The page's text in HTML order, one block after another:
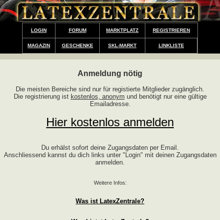
LOGIN FORUM MARKTPLATZ REGISTRIEREN
MAGAZIN GESCHENKE SKL-MARKT LINKLISTE
Anmeldung nötig
Die meisten Bereiche sind nur für registierte Mitglieder zugänglich.
Die registrierung ist kostenlos, anonym und benötigt nur eine gültige
Emailadresse.
Hier kostenlos anmelden
Du erhälst sofort deine Zugangsdaten per Email.
Anschliessend kannst du dich links unter "Login" mit deinen Zugangsdaten
anmelden.
Weitere Infos:
Was ist LatexZentrale?